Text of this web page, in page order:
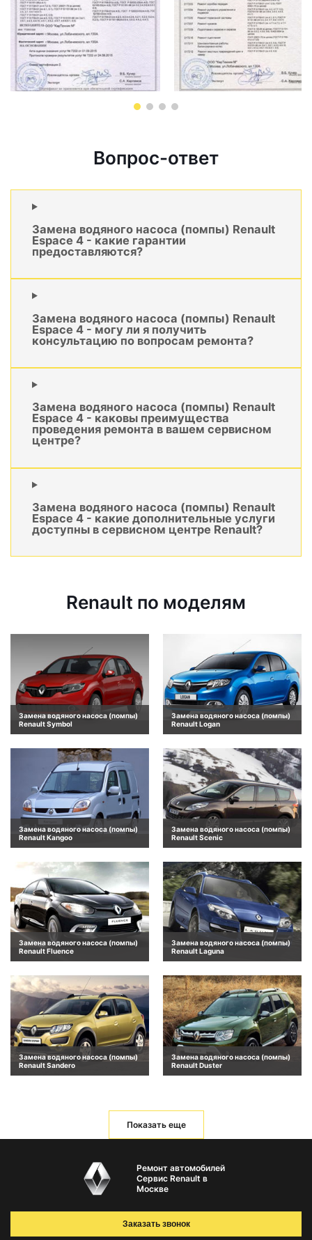
Вопрос-ответ
Замена водяного насоса (помпы) Renault
Espace 4 - какие гарантии
предоставляются?
Замена водяного насоса (помпы) Renault
Espace 4 - могу ли я получить
консультацию по вопросам ремонта?
Замена водяного насоса (помпы) Renault
Espace 4 - каковы преимущества
проведения ремонта в вашем сервисном
центре?
Замена водяного насоса (помпы) Renault
Espace 4 - какие дополнительные услуги
доступны в сервисном центре Renault?
Renault по моделям
Замена водяного насоса (помпы)
Renault Symbol
Замена водяного насоса (помпы)
Renault Logan
Замена водяного насоса (помпы)
Renault Kangoo
Замена водяного насоса (помпы)
Renault Scenic
Замена водяного насоса (помпы)
Renault Fluence
Замена водяного насоса (помпы)
Renault Laguna
Замена водяного насоса (помпы)
Renault Sandero
Замена водяного насоса (помпы)
Renault Duster
Показать еще
Ремонт автомобилей
Сервис Renault в
Москве
Заказать звонок